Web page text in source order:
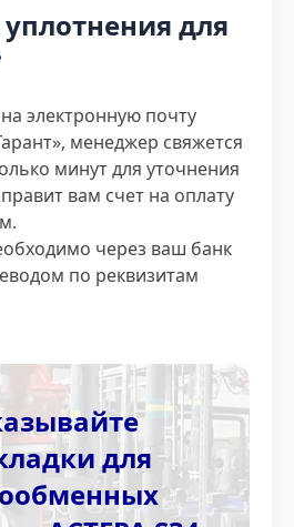
для
электронную почту
менеджер свяжется
минут для уточнения
вам счет на оплату
через ваш банк
по реквизитам
для